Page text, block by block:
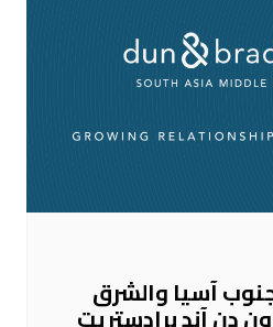
آسيا والشرق
دن آند برادستريت